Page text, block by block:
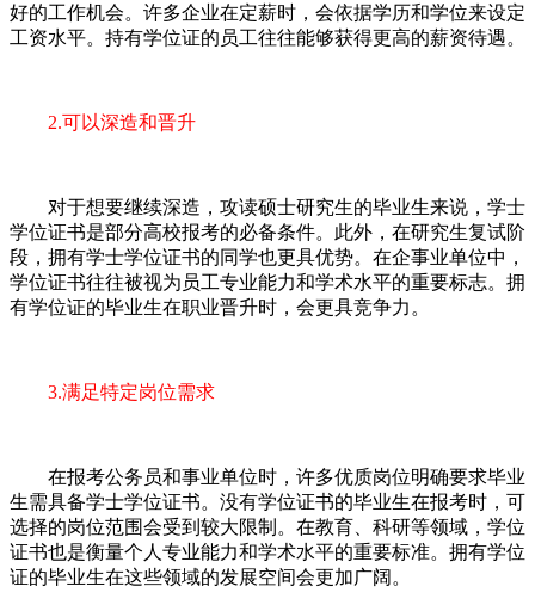
好的工作机会。许多企业在定薪时，会依据学历和学位来设定
工资水平。持有学位证的员工往往能够获得更高的薪资待遇。
2.可以深造和晋升
对于想要继续深造，攻读硕士研究生的毕业生来说，学士
学位证书是部分高校报考的必备条件。此外，在研究生复试阶
段，拥有学士学位证书的同学也更具优势。在企事业单位中，
学位证书往往被视为员工专业能力和学术水平的重要标志。拥
有学位证的毕业生在职业晋升时，会更具竞争力。
3.满足特定岗位需求
在报考公务员和事业单位时，许多优质岗位明确要求毕业
生需具备学士学位证书。没有学位证书的毕业生在报考时，可
选择的岗位范围会受到较大限制。在教育、科研等领域，学位
证书也是衡量个人专业能力和学术水平的重要标准。拥有学位
证的毕业生在这些领域的发展空间会更加广阔。